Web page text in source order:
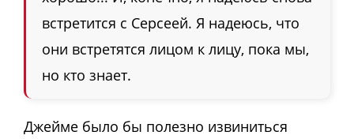
встретится с Серсеей. Я надеюсь, что
они встретятся лицом к лицу, пока мы,
но кто знает.
Джейме было бы полезно извиниться